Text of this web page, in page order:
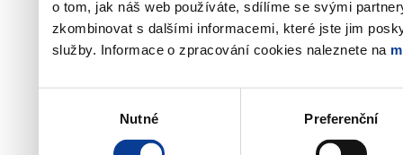
o tom, jak náš web používáte, sdílíme se svými
zkombinovat s dalšími informacemi, které jste jim
služby. Informace o zpracování cookies naleznete na
Nutné Preferenční